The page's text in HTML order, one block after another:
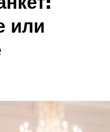
или